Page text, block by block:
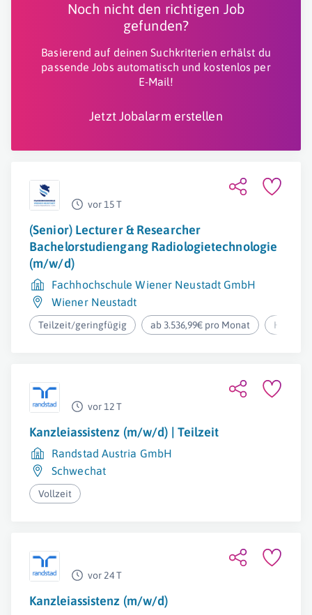
Noch nicht den richtigen Job
gefunden?
Basierend auf deinen Suchkriterien erhälst du
passende Jobs automatisch und kostenlos per
E-Mail!
Jetzt Jobalarm erstellen
vor 15 T
(Senior) Lecturer & Researcher
Bachelorstudiengang Radiologietechnologie
(m/w/d)
Fachhochschule Wiener Neustadt GmbH
Wiener Neustadt
Teilzeit/geringfügig ab 3.536,99€ pro Monat
vor 12 T
Kanzleiassistenz (m/w/d) | Teilzeit
Randstad Austria GmbH
Schwechat
Vollzeit
vor 24 T
Kanzleiassistenz (m/w/d)